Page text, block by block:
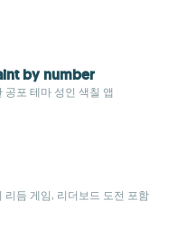
by number
공포 테마 성인 색칠 앱
리듬 게임, 리더보드 도전 포함